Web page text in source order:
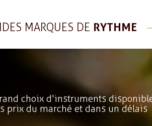
MARQUES DE RYTHME
choix d'instruments
prix du marché et dans un délais